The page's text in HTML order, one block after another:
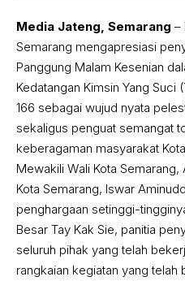
Media Jateng, Semarang –
Semarang mengapresiasi
Panggung Malam Kesenian
Kedatangan Kimsin Yang Suci
166 sebagai wujud nyata
sekaligus penguat semangat
keberagaman masyarakat
Mewakili Wali Kota
Kota Semarang, Iswar
penghargaan setinggi-
Besar Tay Kak Sie, panitia
seluruh pihak yang telah
rangkaian kegiatan yang telah